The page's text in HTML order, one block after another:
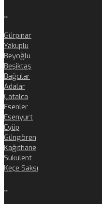
..
Gürpınar
Yakuplu
Beyoğlu
Beşiktaş
Bağcılar
Adalar
Çatalca
Esenler
Esenyurt
Eyüp
Güngören
Kağıthane
Sukulent
Keçe Saksı
..